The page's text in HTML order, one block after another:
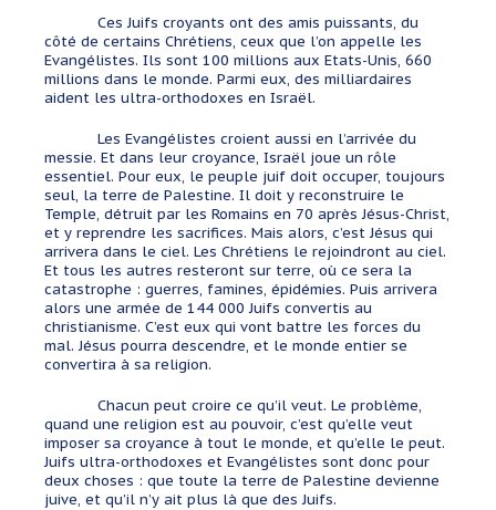
Ces Juifs croyants ont des amis puissants, du
côté de certains Chrétiens, ceux que l’on appelle les
Evangélistes. Ils sont 100 millions aux Etats-Unis, 660
millions dans le monde. Parmi eux, des milliardaires
aident les ultra-orthodoxes en Israël.
Les Evangélistes croient aussi en l’arrivée du
messie. Et dans leur croyance, Israël joue un rôle
essentiel. Pour eux, le peuple juif doit occuper, toujours
seul, la terre de Palestine. Il doit y reconstruire le
Temple, détruit par les Romains en 70 après Jésus-Christ,
et y reprendre les sacrifices. Mais alors, c’est Jésus qui
arrivera dans le ciel. Les Chrétiens le rejoindront au ciel.
Et tous les autres resteront sur terre, où ce sera la
catastrophe : guerres, famines, épidémies. Puis arrivera
alors une armée de 144 000 Juifs convertis au
christianisme. C’est eux qui vont battre les forces du
mal. Jésus pourra descendre, et le monde entier se
convertira à sa religion.
Chacun peut croire ce qu’il veut. Le problème,
quand une religion est au pouvoir, c’est qu’elle veut
imposer sa croyance à tout le monde, et qu’elle le peut.
Juifs ultra-orthodoxes et Evangélistes sont donc pour
deux choses : que toute la terre de Palestine devienne
juive, et qu’il n’y ait plus là que des Juifs.